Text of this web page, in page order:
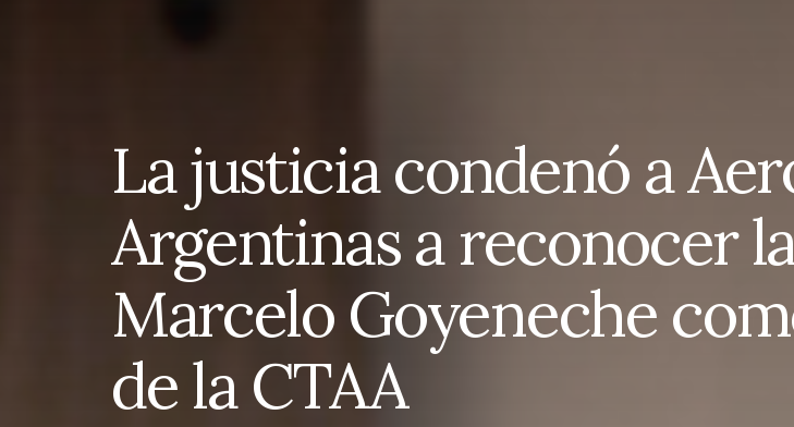
La justicia condenó a
Argentinas a reconocer
Marcelo Goyeneche
de la CTAA